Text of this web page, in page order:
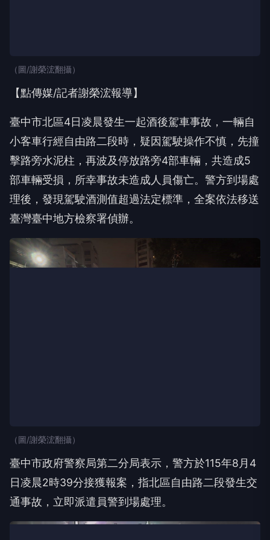
（圖/謝榮浤翻攝）
【點傳媒/記者謝榮浤報導】
臺中市北區4日凌晨發生一起酒後駕車事故，一輛自
小客車行經自由路二段時，疑因駕駛操作不慎，先撞
擊路旁水泥柱，再波及停放路旁4部車輛，共造成5
部車輛受損，所幸事故未造成人員傷亡。警方到場處
理後，發現駕駛酒測值超過法定標準，全案依法移送
臺灣臺中地方檢察署偵辦。
（圖/謝榮浤翻攝）
臺中市政府警察局第二分局表示，警方於115年8月4
日凌晨2時39分接獲報案，指北區自由路二段發生交
通事故，立即派遣員警到場處理。